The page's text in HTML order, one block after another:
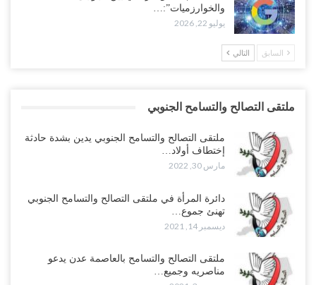
والخوارزميات”:…
يوليو 22, 2026
السابق التالي
ملتقى التصالح والتسامح الجنوبي
ملتقى التصالح والتسامح الجنوبي يدين بشدة حادثة
إختطاف أولاد…
مارس 30, 2022
دائرة المرأة في ملتقى التصالح والتسامح الجنوبي
تهنئ جموع…
ديسمبر 14, 2021
ملتقى التصالح والتسامح بالعاصمة عدن يدعو
مناصريه وجميع…